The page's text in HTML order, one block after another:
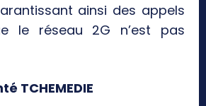
ainsi des appels
le réseau 2G n’est pas
TCHEMEDIE